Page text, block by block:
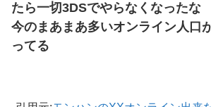
たら一切3DSでやらなくなったな
今のまあまあ多いオンライン人口
ってる